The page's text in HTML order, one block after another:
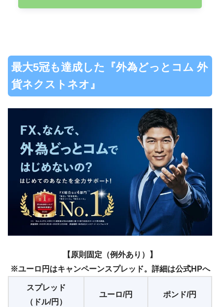
最大5冠も達成した『外為どっとコム 外
貨ネクストネオ』
【原則固定（例外あり）】
※ユーロ円はキャンペーンスプレッド。詳細は公式HPへ
スプレッド
（ドル/円）
ユーロ/円 ポンド/円